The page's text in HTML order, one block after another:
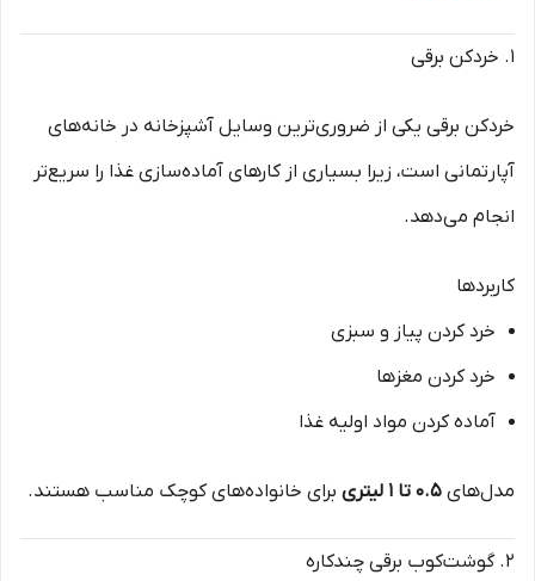
۱. خردکن برقی
خردکن برقی یکی از ضروری‌ترین وسایل آشپزخانه در خانه‌های
آپارتمانی است، زیرا بسیاری از کارهای آماده‌سازی غذا را سریع‌تر
انجام می‌دهد.
کاربردها
خرد کردن پیاز و سبزی
خرد کردن مغزها
آماده کردن مواد اولیه غذا
مدل‌های ۰.۵ تا ۱ لیتری برای خانواده‌های کوچک مناسب هستند.
۲. گوشت‌کوب برقی چندکاره